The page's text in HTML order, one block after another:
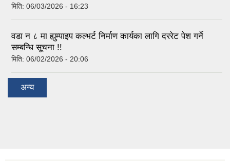
मिति: 06/03/2026 - 16:23
वडा न ८ मा ह्युम्पाइप कल्भर्ट निर्माण कार्यका लागि दररेट पेश गर्ने
सम्बन्धि सूचना !!
मिति: 06/02/2026 - 20:06
अन्य